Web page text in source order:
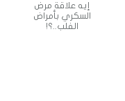
إيه علاقة مرض
السكري بأمراض
الفلب..؟!